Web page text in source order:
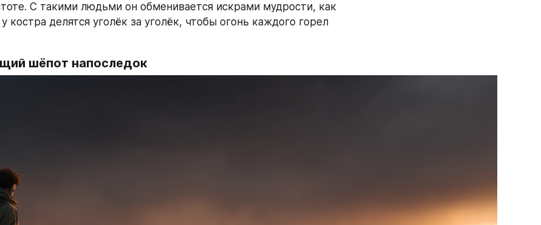
С такими людьми он обменивается искрами мудрости, как
костра делятся уголёк за уголёк, чтобы огонь каждого горел
шёпот напоследок